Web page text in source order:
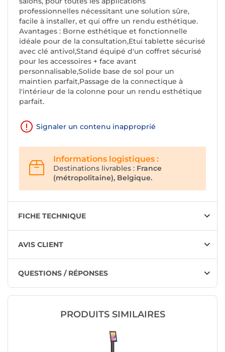
professionnelles nécessitant une solution sûre,
facile à installer, et qui offre un rendu esthétique.
Avantages : Borne esthétique et fonctionnelle
idéale pour de la consultation,Etui tablette sécurisé
avec clé antivol,Stand équipé d'un coffret sécurisé
pour les accessoires + face avant
personnalisable,Solide base de sol pour un
maintien parfait,Passage de la connectique à
l'intérieur de la colonne pour un rendu esthétique
parfait.
Signaler un contenu inapproprié
Informations logistiques :
Destinations livrables : France
(métropolitaine), Belgique.
FICHE TECHNIQUE
AVIS CLIENT
QUESTIONS / RÉPONSES
PRODUITS SIMILAIRES